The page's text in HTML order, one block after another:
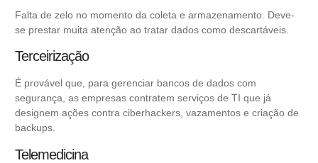
Falta de zelo no momento da coleta e armazenamento. Deve-
se prestar muita atenção ao tratar dados como descartáveis.
Terceirização
É provável que, para gerenciar bancos de dados com
segurança, as empresas contratem serviços de TI que já
designem ações contra ciberhackers, vazamentos e criação de
backups.
Telemedicina